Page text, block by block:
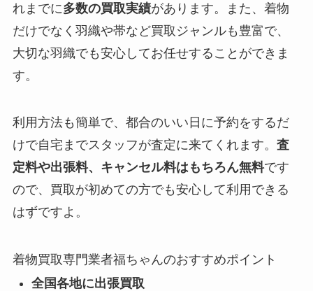
れまでに多数の買取実績があります。また、着物
だけでなく羽織や帯など買取ジャンルも豊富で、
大切な羽織でも安心してお任せすることができま
す。
利用方法も簡単で、都合のいい日に予約をするだ
けで自宅までスタッフが査定に来てくれます。 査
定料や出張料、キャンセル料はもちろん無料です
ので、買取が初めての方でも安心して利用できる
はずですよ。
着物買取専門業者福ちゃんのおすすめポイント
全国各地に出張買取